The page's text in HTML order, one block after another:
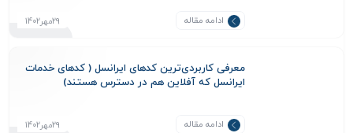
ادامه مقاله 29مهر1402
معرفی کاربردی‌ترین کدهای ایرانسل ( کدهای خدمات
ایرانسل که آفلاین هم در دسترس هستند)
ادامه مقاله 29مهر1402